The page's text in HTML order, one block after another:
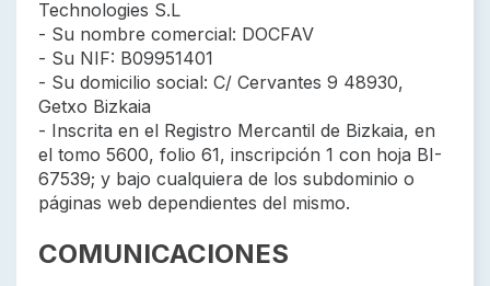
Technologies S.L
- Su nombre comercial: DOCFAV
- Su NIF: B09951401
- Su domicilio social: C/ Cervantes 9 48930,
Getxo Bizkaia
- Inscrita en el Registro Mercantil de Bizkaia, en
el tomo 5600, folio 61, inscripción 1 con hoja BI-
67539; y bajo cualquiera de los subdominio o
páginas web dependientes del mismo.
COMUNICACIONES